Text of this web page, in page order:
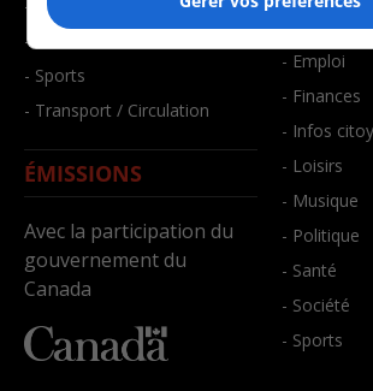
- Faits divers
- Santé et bien-être
- Sports
- Transport / Circulation
ÉMISSIONS
Avec la participation du
gouvernement du
Canada
- Bien-être
- Emploi
- Finances
- Infos
- Loisirs
- Musique
- Politique
- Santé
- Société
- Sports